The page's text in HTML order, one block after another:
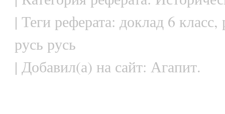
| Теги реферата: доклад 6
русь русь
| Добавил(а) на сайт: Агапит.